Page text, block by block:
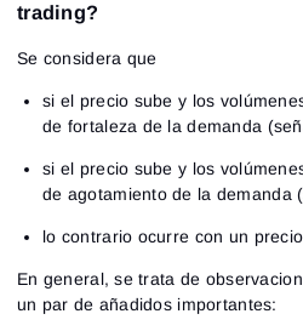
trading?
Se considera que
si el precio sube y los
de fortaleza de la demanda
si el precio sube y los
de agotamiento de la demanda
lo contrario ocurre con un
En general, se trata de
un par de añadidos importantes: